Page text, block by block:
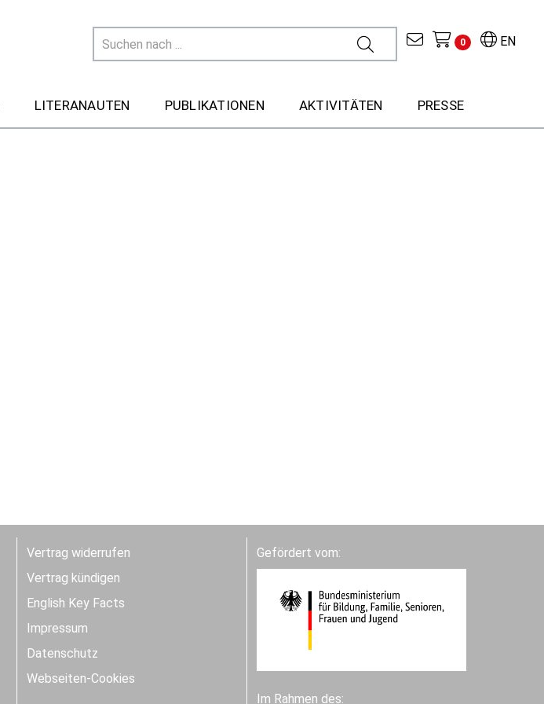
EN
0
LITERANAUTEN PUBLIKATIONEN AKTIVITÄTEN PRESSE
Vertrag widerrufen
Vertrag kündigen
English Key Facts
Impressum
Datenschutz
Webseiten-Cookies
Gefördert vom:
Im Rahmen des: